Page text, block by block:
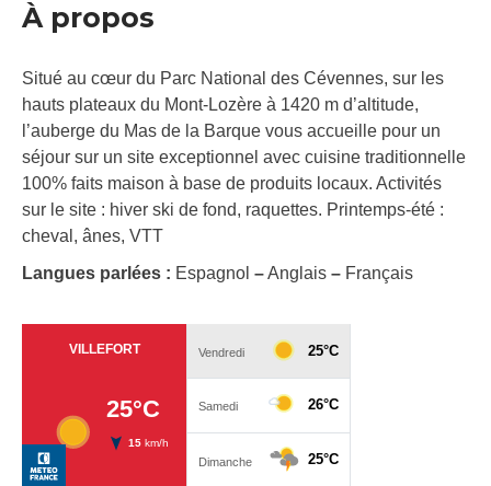
À propos
Situé au cœur du Parc National des Cévennes, sur les
hauts plateaux du Mont-Lozère à 1420 m d’altitude,
l’auberge du Mas de la Barque vous accueille pour un
séjour sur un site exceptionnel avec cuisine traditionnelle
100% faits maison à base de produits locaux. Activités
sur le site : hiver ski de fond, raquettes. Printemps-été :
cheval, ânes, VTT
Langues parlées : Espagnol –Anglais – Français